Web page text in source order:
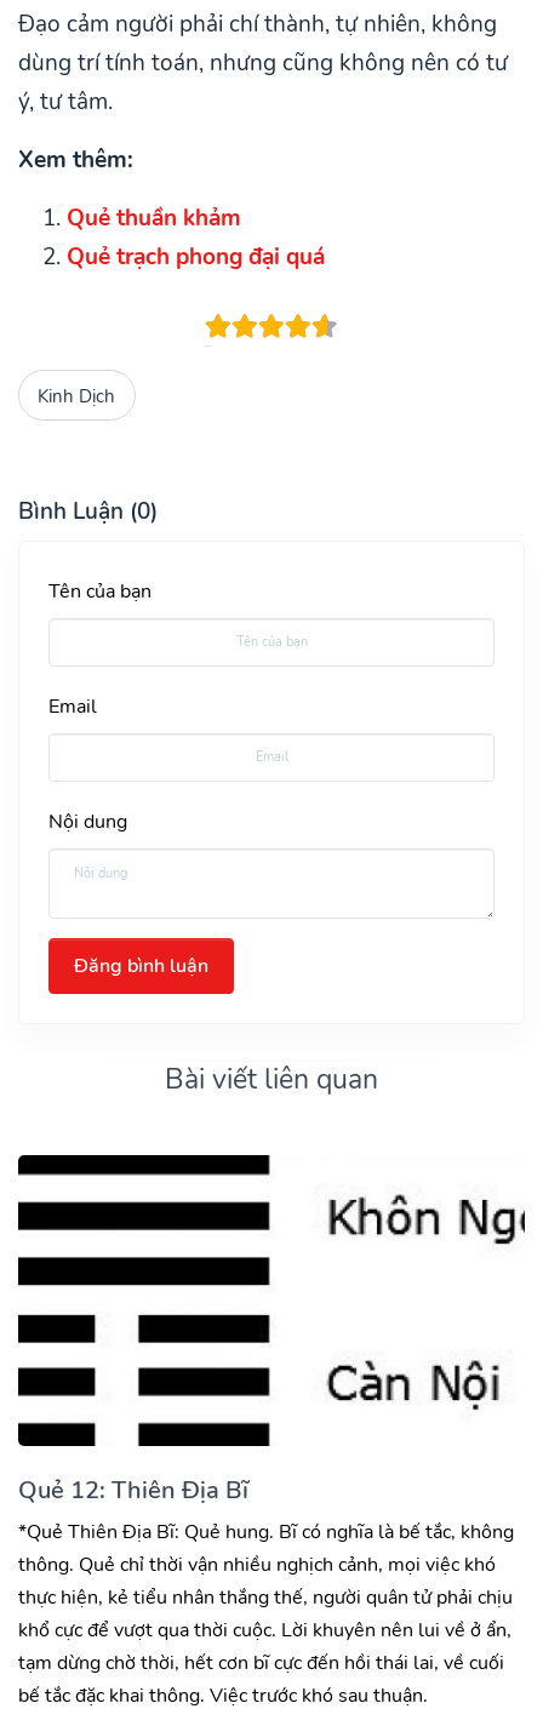
Đạo cảm người phải chí thành, tự nhiên, không
dùng trí tính toán, nhưng cũng không nên có tư
ý, tư tâm.
Xem thêm:
Quẻ thuần khảm
Quẻ trạch phong đại quá
Kinh Dịch
Bình Luận (0)
Tên của bạn
Email
Nội dung
Đăng bình luận
Bài viết liên quan
Quẻ 12: Thiên Địa Bĩ
*Quẻ Thiên Địa Bĩ: Quẻ hung. Bĩ có nghĩa là bế tắc, không
thông. Quẻ chỉ thời vận nhiều nghịch cảnh, mọi việc khó
thực hiện, kẻ tiểu nhân thắng thế, người quân tử phải chịu
khổ cực để vượt qua thời cuộc. Lời khuyên nên lui về ở ẩn,
tạm dừng chờ thời, hết cơn bĩ cực đến hồi thái lai, về cuối
bế tắc đặc khai thông. Việc trước khó sau thuận.